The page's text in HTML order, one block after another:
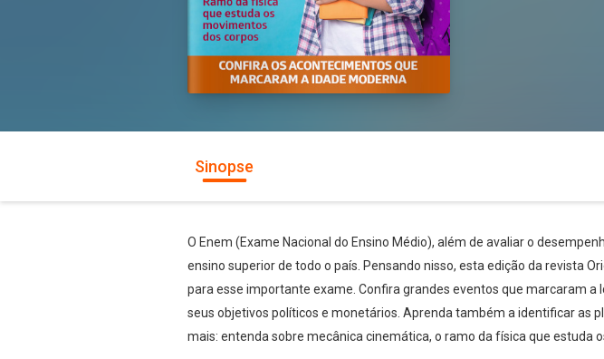
Sinopse
O Enem (Exame Nacional do Ensino Médio), além de avaliar o
ensino superior de todo o país. Pensando nisso, esta edição da revista
para esse importante exame. Confira grandes eventos que marcaram
seus objetivos políticos e monetários. Aprenda também a identificar as
mais: entenda sobre mecânica cinemática, o ramo da física que estuda
Whatsapp Facebook